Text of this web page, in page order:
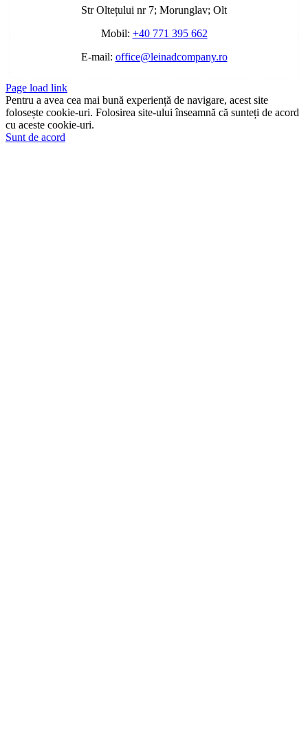
Str Oltețului nr 7; Morunglav; Olt
Mobil: +40 771 395 662
E-mail: office@leinadcompany.ro
Page load link
Pentru a avea cea mai bună experiență de navigare, acest site
folosește cookie-uri. Folosirea site-ului înseamnă că sunteți de acord
cu aceste cookie-uri.
Sunt de acord